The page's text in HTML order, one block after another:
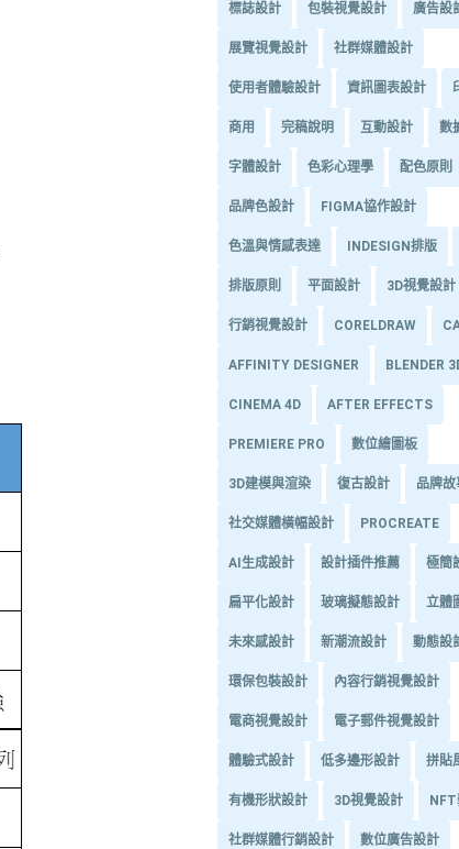
標誌設計 包裝視覺設計 廣告設
展覽視覺設計 社群媒體設計
使用者體驗設計 資訊圖表設計
商用 完稿說明 互動設計 數
字體設計 色彩心理學 配色原則
品牌色設計 FIGMA協作設計
色溫與情感表達 INDESIGN排版
排版原則 平面設計 3D視覺設計
行銷視覺設計 CORELDRAW
AFFINITY DESIGNER BLENDER
CINEMA 4D AFTER EFFECTS
PREMIERE PRO 數位繪圖板
3D建模與渲染 復古設計 品牌
社交媒體橫幅設計 PROCREATE
AI生成設計 設計插件推薦 極簡
扁平化設計 玻璃擬態設計 立體
未來感設計 新潮流設計 動態設
環保包裝設計 內容行銷視覺設計
電商視覺設計 電子郵件視覺設計
體驗式設計 低多邊形設計 拼貼
有機形狀設計 3D視覺設計
社群媒體行銷設計 數位廣告設計